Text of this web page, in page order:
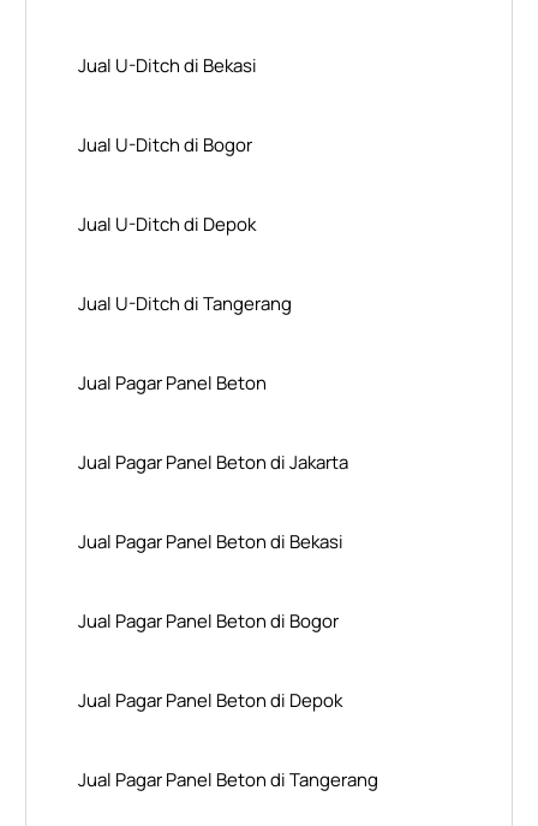
Jual U-Ditch di Bekasi
Jual U-Ditch di Bogor
Jual U-Ditch di Depok
Jual U-Ditch di Tangerang
Jual Pagar Panel Beton
Jual Pagar Panel Beton di Jakarta
Jual Pagar Panel Beton di Bekasi
Jual Pagar Panel Beton di Bogor
Jual Pagar Panel Beton di Depok
Jual Pagar Panel Beton di Tangerang